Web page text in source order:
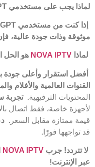
لماذا يجب على مستخدمي
إذا كنت من مستخدمي
موثوقة وذات جودة عالية،
لماذا NOVA IPTV هو الحل
أفضل استقرار وأعلى جودة
القنوات العالمية والأفلام
المحتويات الترفيهية.تجربة
لأجهزة خاصة، فقط اتصال
قيمة ممتازة مقابل السعر.
قد تواجهها فورًا.
لا تتردد! جرب NOVA IPTV
عبر الإنترنت!